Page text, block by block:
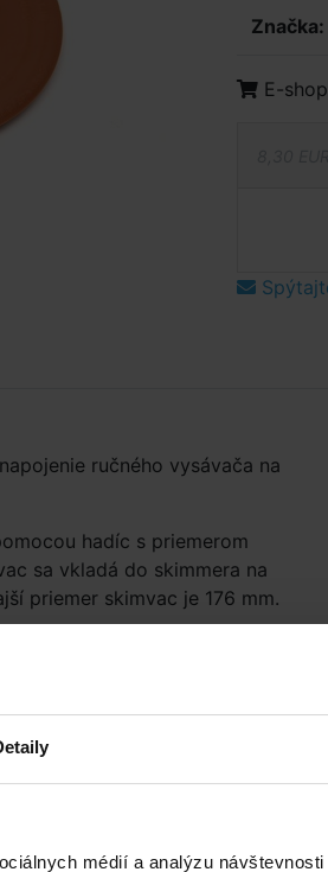
médií a analýzu
Značka:
E-
ručného vysávača na
hadíc s priemerom
sa vkladá do skimmera na
priemer skimvac je 176 mm.